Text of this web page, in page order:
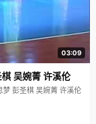
03:09
吴婉菁 许溪伦
彭圣棋 吴婉菁 许溪伦